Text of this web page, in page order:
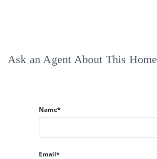
Ask an Agent About This Home
Name*
Email*